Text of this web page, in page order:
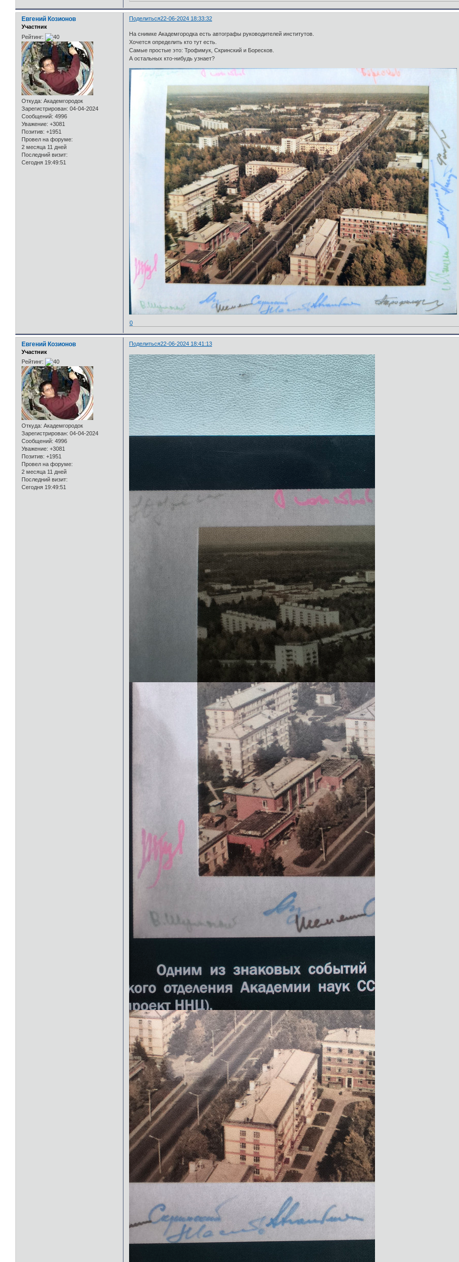
Поделиться22-06-2024 18:33:32
Евгений Козионов
Участник
Рейтинг:
Откуда: Академгородок
Зарегистрирован: 04-04-2024
Сообщений: 4996
Уважение: +3081
Позитив: +1951
Провел на форуме:
2 месяца 11 дней
Последний визит:
Сегодня 19:49:51
На снимке Академгородка есть автографы руководителей институтов.
Хочется определить кто тут есть.
Самые простые это: Трофимук, Скринский и Боресков.
А остальных кто-нибудь узнает?
0
Поделиться22-06-2024 18:41:13
Евгений Козионов
Участник
Рейтинг:
Откуда: Академгородок
Зарегистрирован: 04-04-2024
Сообщений: 4996
Уважение: +3081
Позитив: +1951
Провел на форуме:
2 месяца 11 дней
Последний визит:
Сегодня 19:49:51